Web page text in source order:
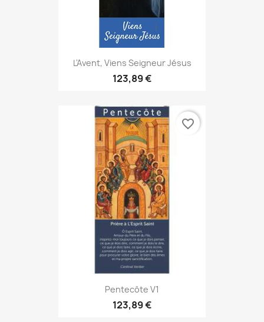
L'Avent, Viens Seigneur Jésus
123,89 €
Pentecôte V1
123,89 €
favorite_border